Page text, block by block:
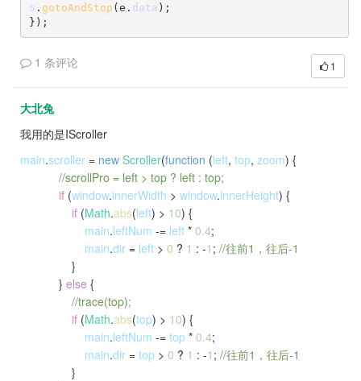
s . gotoAndStop (e. data );
});
1 条评论 1
大北兔
我用的是IScroller
main.scroller = new Scroller(function (left, top, zoom) {
//scrollPro = left > top ? left : top;
if (window.innerWidth > window.innerHeight) {
if (Math.abs(left) > 10) {
main.leftNum -= left * 0.4;
main.dir = left > 0 ? 1 : -1 ; //往前1，往后-1
}
} else {
//trace(top);
if (Math.abs(top) > 10) {
main.leftNum -= top * 0.4;
main.dir = top > 0 ? 1 : -1 ; //往前1，往后-1
}